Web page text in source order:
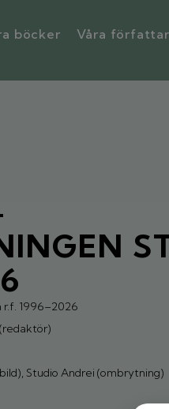
böcker Våra
1996–2026
Studio Andrei (ombrytning)